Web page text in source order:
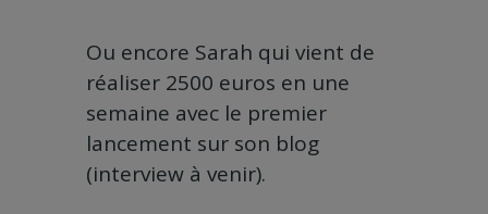
Ou encore Sarah qui vient de
réaliser 2500 euros en une
semaine avec le premier
lancement sur son blog
(interview à venir).